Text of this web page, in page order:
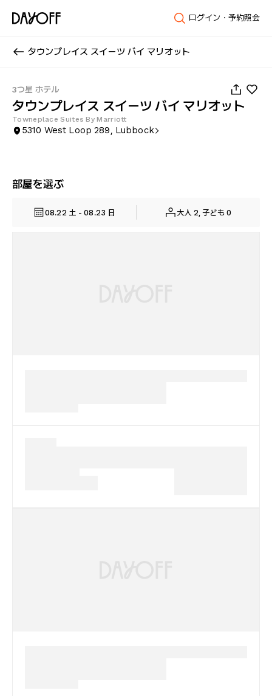
ログイン・予約照会
タウンプレイス スイーツ バイ マリオット
3つ星 ホテル
タウンプレイス スイーツ バイ マリオット
Towneplace Suites By Marriott
5310 West Loop 289, Lubbock
部屋を選ぶ
08.22 土 - 08.23 日 大人 2, 子ども 0